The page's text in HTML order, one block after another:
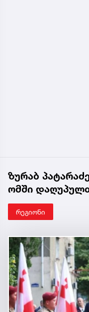
ზურაბ
ომში
რეგიონი